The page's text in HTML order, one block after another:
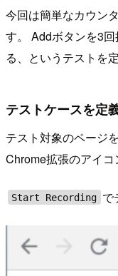
今回は簡単なカウン
す。 Addボタンを3
る、というテストを
テストケースを定
テスト対象のページ
Chrome拡張のアイコ
Start Recording で